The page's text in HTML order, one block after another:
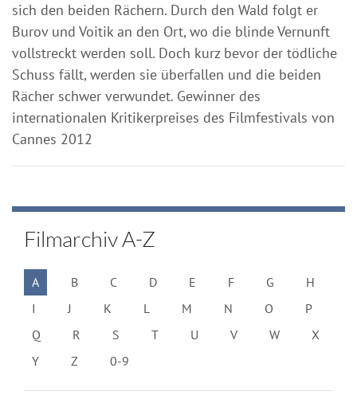
sich den beiden Rächern. Durch den Wald folgt er
Burov und Voitik an den Ort, wo die blinde Vernunft
vollstreckt werden soll. Doch kurz bevor der tödliche
Schuss fällt, werden sie überfallen und die beiden
Rächer schwer verwundet. Gewinner des
internationalen Kritikerpreises des Filmfestivals von
Cannes 2012
Filmarchiv A-Z
A B C D E F G
H
I
J K L M N O
P
Q
R S T U V W
X
Y
Z 0-9